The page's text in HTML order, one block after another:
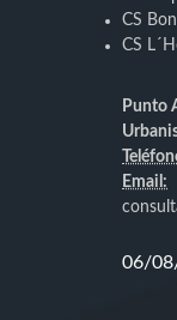
CS
CS
Punto
Email: